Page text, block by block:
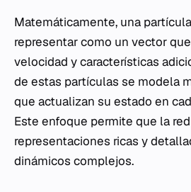
Matemáticamente, una
representar como un vector
velocidad y características
de estas partículas se modela
que actualizan su estado en
Este enfoque permite que la
representaciones ricas y
dinámicos complejos.